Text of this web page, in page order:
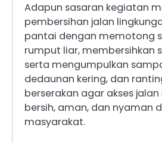
Adapun sasaran kegiatan
pembersihan jalan
pantai dengan memotong
rumput liar, membersihkan
serta mengumpulkan
dedaunan kering, dan
berserakan agar akses
bersih, aman, dan nyaman
masyarakat.